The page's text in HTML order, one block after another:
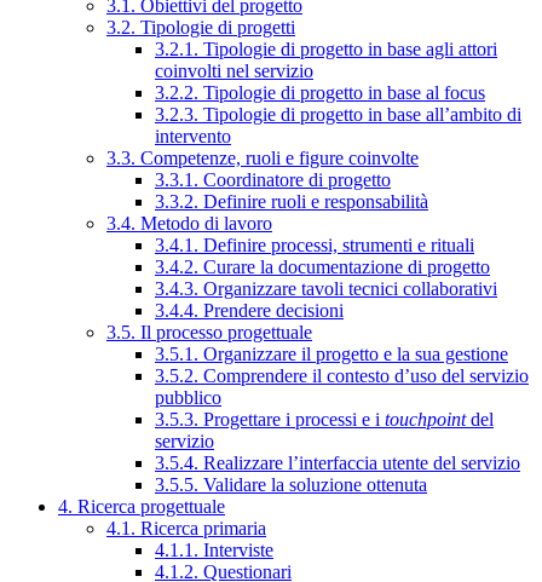
3.1. Obiettivi del progetto
3.2. Tipologie di progetti
3.2.1. Tipologie di progetto in base agli attori
coinvolti nel servizio
3.2.2. Tipologie di progetto in base al focus
3.2.3. Tipologie di progetto in base all’ambito di
intervento
3.3. Competenze, ruoli e figure coinvolte
3.3.1. Coordinatore di progetto
3.3.2. Definire ruoli e responsabilità
3.4. Metodo di lavoro
3.4.1. Definire processi, strumenti e rituali
3.4.2. Curare la documentazione di progetto
3.4.3. Organizzare tavoli tecnici collaborativi
3.4.4. Prendere decisioni
3.5. Il processo progettuale
3.5.1. Organizzare il progetto e la sua gestione
3.5.2. Comprendere il contesto d’uso del servizio
pubblico
3.5.3. Progettare i processi e i touchpointdel
servizio
3.5.4. Realizzare l’interfaccia utente del servizio
3.5.5. Validare la soluzione ottenuta
4. Ricerca progettuale
4.1. Ricerca primaria
4.1.1. Interviste
4.1.2. Questionari